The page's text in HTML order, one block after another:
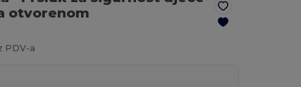
otvorenom
PDV-a